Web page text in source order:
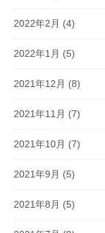
2022年2月 (4)
2022年1月 (5)
2021年12月 (8)
2021年11月 (7)
2021年10月 (7)
2021年9月 (5)
2021年8月 (5)